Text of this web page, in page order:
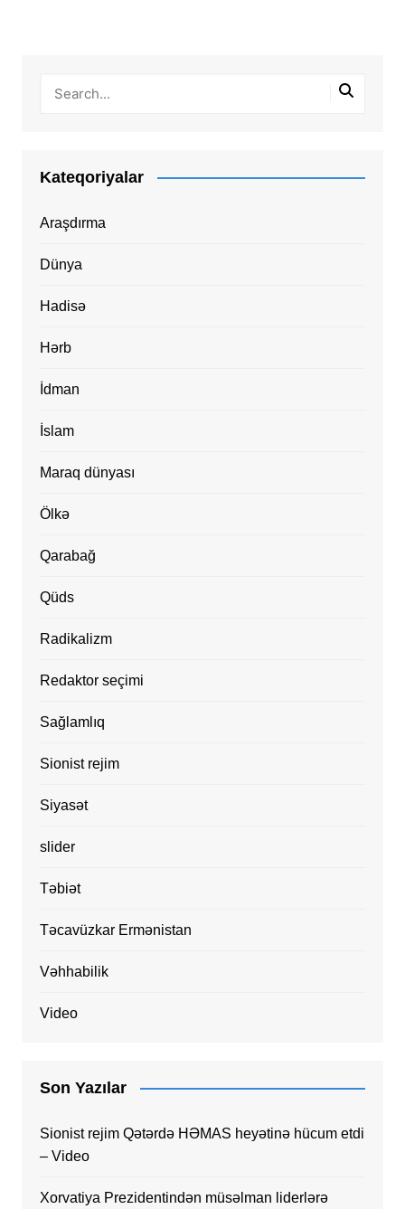
Kateqoriyalar
Araşdırma
Dünya
Hadisə
Hərb
İdman
İslam
Maraq dünyası
Ölkə
Qarabağ
Qüds
Radikalizm
Redaktor seçimi
Sağlamlıq
Sionist rejim
Siyasət
slider
Təbiət
Təcavüzkar Ermənistan
Vəhhabilik
Video
Son Yazılar
Sionist rejim Qətərdə HƏMAS heyətinə hücum etdi
– Video
Xorvatiya Prezidentindən müsəlman liderlərə